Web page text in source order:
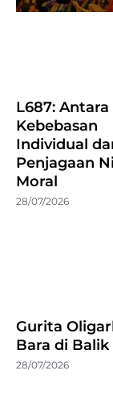
L687: Antara
Kebebasan
Individual
Penjagaan
Moral
28/07/2026
Gurita
Bara di
28/07/2026